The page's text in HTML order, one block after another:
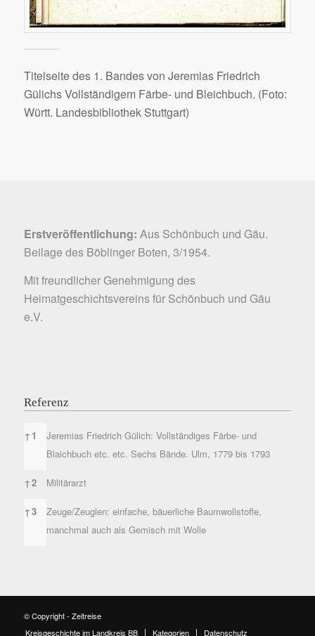
Titelseite des 1. Bandes von Jeremias Friedrich
Gülichs Vollständigem Färbe- und Bleichbuch. (Foto:
Württ. Landesbibliothek Stuttgart)
Erstveröffentlichung: Aus Schönbuch und Gäu.
Beilage des Böblinger Boten, 3/1954.
Mit freundlicher Genehmigung des
Heimatgeschichtsvereins für Schönbuch und Gäu
e.V.
Referenz
↑ 1
Jeremias Friedrich Gülich: Vollständiges Färbe- und
Blaichbuch etc. etc. Sechs Bände. Ulm, 1779 bis 1793
↑2 Militärarzt
↑3
Zeuge/Zeuglen: einfache, bäuerliche Baumwollstoffe,
manchmal auch als Gemisch mit Wolle
© Copyright - Zeitreise
Kreisgeschichte im Landkreis BB
Kategorien Datenschutz